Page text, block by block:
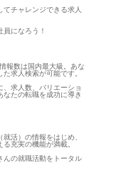
チャレンジできる求人
員になろう！
報数は国内最大級。あな
求人検索が可能です。
、求人数、バリエーショ
なたの転職を成功に導き
活）の情報をはじめ、
充実の機能が満載。
んの就職活動をトータル